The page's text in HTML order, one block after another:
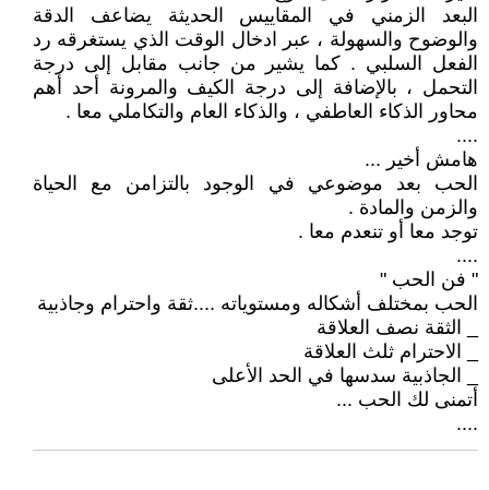
البعد الزمني في المقاييس الحديثة يضاعف الدقة
والوضوح والسهولة ، عبر ادخال الوقت الذي يستغرقه رد
الفعل السلبي . كما يشير من جانب مقابل إلى درجة
التحمل ، بالإضافة إلى درجة الكيف والمرونة أحد أهم
محاور الذكاء العاطفي ، والذكاء العام والتكاملي معا .
....
هامش أخير ...
الحب بعد موضوعي في الوجود بالتزامن مع الحياة
والزمن والمادة .
توجد معا أو تنعدم معا .
....
" فن الحب "
الحب بمختلف أشكاله ومستوياته ....ثقة واحترام وجاذبية
_ الثقة نصف العلاقة
_ الاحترام ثلث العلاقة
_ الجاذبية سدسها في الحد الأعلى
أتمنى لك الحب ...
....